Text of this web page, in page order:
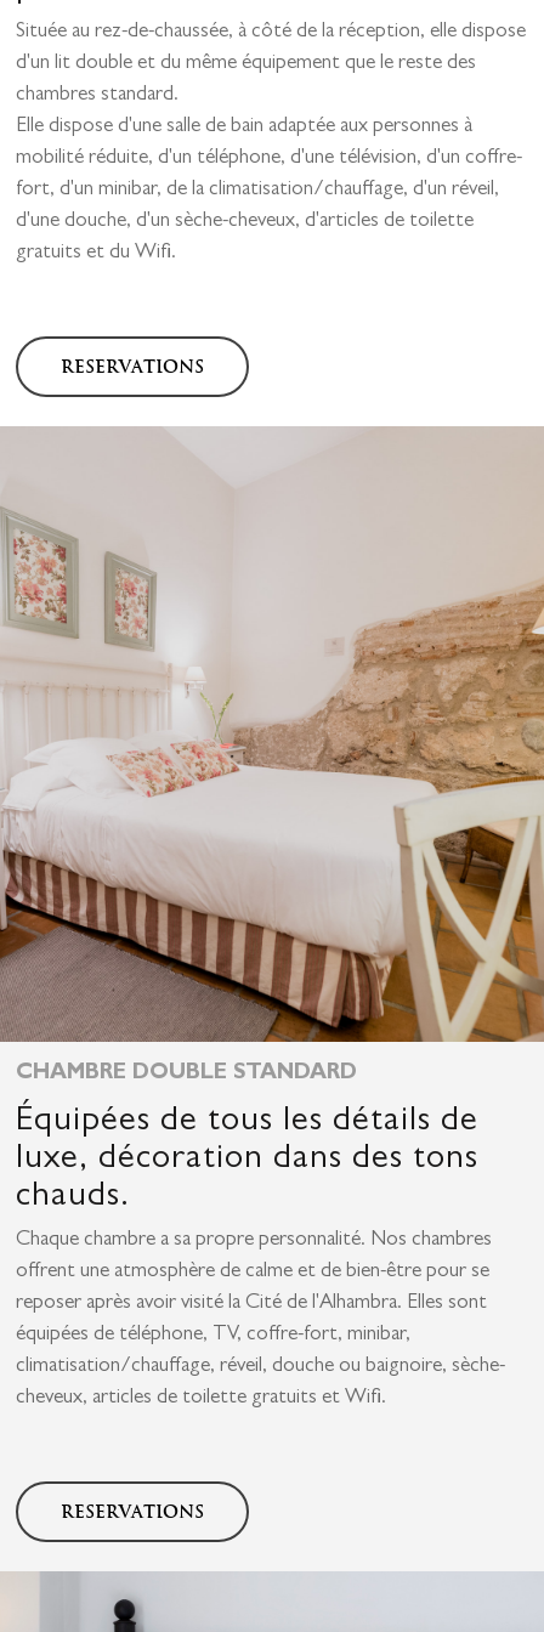
Située au rez-de-chaussée, à côté de la réception, elle dispose
d'un lit double et du même équipement que le reste des
chambres standard.
Elle dispose d'une salle de bain adaptée aux personnes à
mobilité réduite, d'un téléphone, d'une télévision, d'un coffre-
fort, d'un minibar, de la climatisation/chauffage, d'un réveil,
d'une douche, d'un sèche-cheveux, d'articles de toilette
gratuits et du Wifi.
RESERVATIONS
CHAMBRE DOUBLE STANDARD
Équipées de tous les détails de
luxe, décoration dans des tons
chauds.
Chaque chambre a sa propre personnalité. Nos chambres
offrent une atmosphère de calme et de bien-être pour se
reposer après avoir visité la Cité de l'Alhambra. Elles sont
équipées de téléphone, TV, coffre-fort, minibar,
climatisation/chauffage, réveil, douche ou baignoire, sèche-
cheveux, articles de toilette gratuits et Wifi.
RESERVATIONS